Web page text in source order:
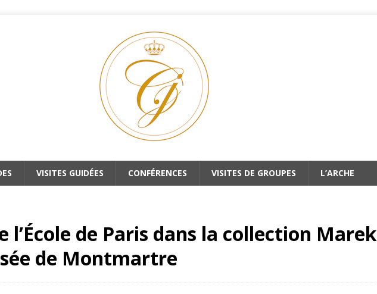
VISITES GUIDÉES CONFÉRENCES VISITES DE GROUPES L’ARCHE
de Paris dans la collection Marek
de Montmartre